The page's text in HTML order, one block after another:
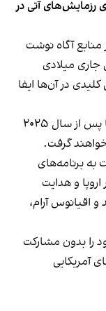
رزمایش‌های آتی در
به نقل از منابع آگاه نوشت
جاری میلادی
در آن‌ها ایفا
با این حال، مانورهایی که طبق برنامه‌ریزی‌ها پس از سال ۲۰۲۵
گرفت.
برنامه‌های
و هدایت
اقیانوس آرام،
را بدون مشارکت
آمریکایی